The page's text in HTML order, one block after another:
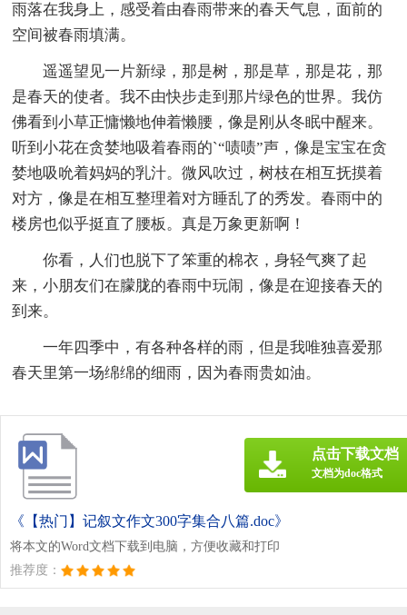
雨落在我身上，感受着由春雨带来的春天气息，面前的
空间被春雨填满。
遥遥望见一片新绿，那是树，那是草，那是花，那
是春天的使者。我不由快步走到那片绿色的世界。我仿
佛看到小草正慵懒地伸着懒腰，像是刚从冬眠中醒来。
听到小花在贪婪地吸着春雨的`“啧啧”声，像是宝宝在贪
婪地吸吮着妈妈的乳汁。微风吹过，树枝在相互抚摸着
对方，像是在相互整理着对方睡乱了的秀发。春雨中的
楼房也似乎挺直了腰板。真是万象更新啊！
你看，人们也脱下了笨重的棉衣，身轻气爽了起
来，小朋友们在朦胧的春雨中玩闹，像是在迎接春天的
到来。
一年四季中，有各种各样的雨，但是我唯独喜爱那
春天里第一场绵绵的细雨，因为春雨贵如油。
《【热门】记叙文作文300字集合八篇.doc》
将本文的Word文档下载到电脑，方便收藏和打印
推荐度：
点击下载文档
文档为doc格式